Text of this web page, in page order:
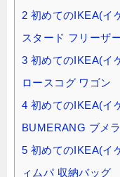
2 初めてのIKEA(イ
スタード フリーザ
3 初めてのIKEA(イ
ロースコグ ワゴン
4 初めてのIKEA(イ
BUMERANG ブメ
5 初めてのIKEA(イ
ィムパ 収納バッグ